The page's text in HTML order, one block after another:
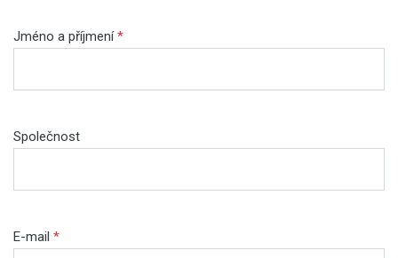
Jméno a příjmení*
Společnost
E-mail *